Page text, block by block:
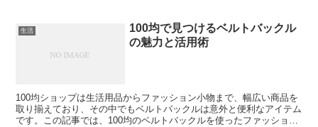
生活
100均で見つけるベルトバックル
の魅力と活用術
100均ショップは生活用品からファッション小物まで、幅広い商品を
取り揃えており、その中でもベルトバックルは意外と便利なアイテム
です。この記事では、100均のベルトバックルを使ったファッション